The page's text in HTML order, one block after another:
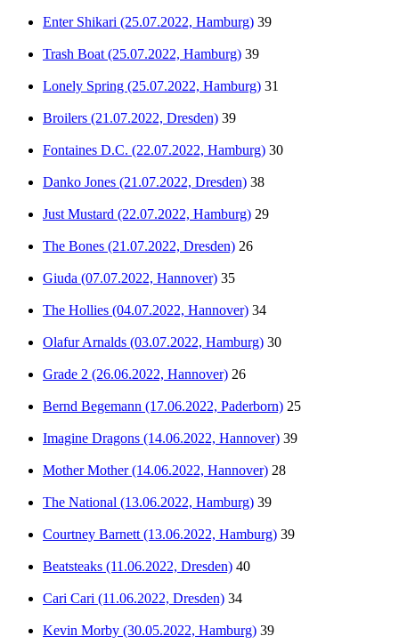
Enter Shikari (25.07.2022, Hamburg) 39
Trash Boat (25.07.2022, Hamburg) 39
Lonely Spring (25.07.2022, Hamburg) 31
Broilers (21.07.2022, Dresden) 39
Fontaines D.C. (22.07.2022, Hamburg) 30
Danko Jones (21.07.2022, Dresden) 38
Just Mustard (22.07.2022, Hamburg) 29
The Bones (21.07.2022, Dresden) 26
Giuda (07.07.2022, Hannover) 35
The Hollies (04.07.2022, Hannover) 34
Olafur Arnalds (03.07.2022, Hamburg) 30
Grade 2 (26.06.2022, Hannover) 26
Bernd Begemann (17.06.2022, Paderborn) 25
Imagine Dragons (14.06.2022, Hannover) 39
Mother Mother (14.06.2022, Hannover) 28
The National (13.06.2022, Hamburg) 39
Courtney Barnett (13.06.2022, Hamburg) 39
Beatsteaks (11.06.2022, Dresden) 40
Cari Cari (11.06.2022, Dresden) 34
Kevin Morby (30.05.2022, Hamburg) 39